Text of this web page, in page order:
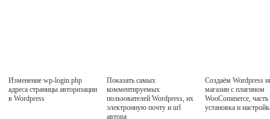
Изменение wp-login.php
адреса страницы авторизации
в Wordpress
Показать самых
комментируемых
пользователей Wordpress, их
электронную почту и url
автора
Создаём Wordpress
магазин с плагином
WooCommerce, часть
установка и